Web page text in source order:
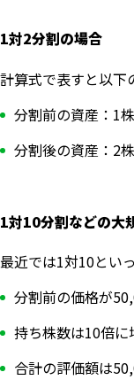
1対2分割の場合
計算式で表すと以下
分割前の資産：1
分割後の資産：2
1対10分割などの大
最近では1対10とい
分割前の価格が
持ち株数は10倍に
合計の評価額は